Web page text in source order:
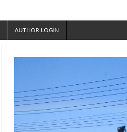
AUTHOR LOGIN